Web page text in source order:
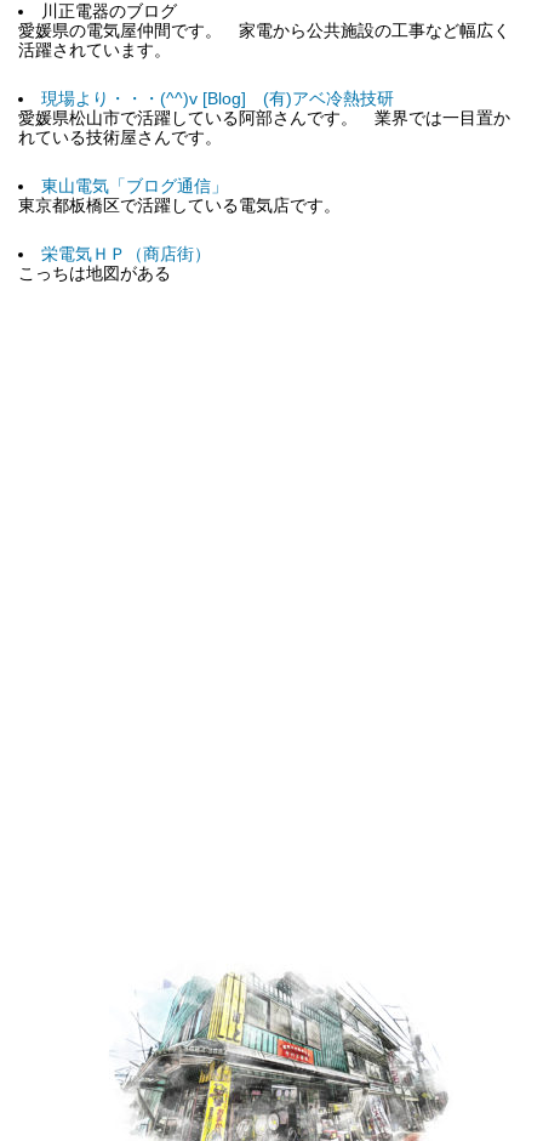
川正電器のブログ
愛媛県の電気屋仲間です。 家電から公共施設の工事など幅広く
活躍されています。
現場より・・・(^^)v [Blog] (有)アベ冷熱技研
愛媛県松山市で活躍している阿部さんです。 業界では一目置か
れている技術屋さんです。
東山電気「ブログ通信」
東京都板橋区で活躍している電気店です。
栄電気ＨＰ（商店街）
こっちは地図がある